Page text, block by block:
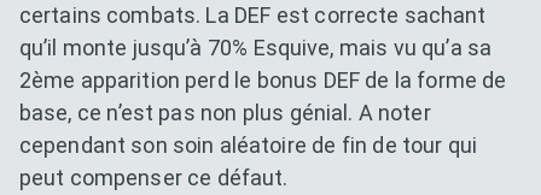
certains combats. La DEF est correcte sachant
qu’il monte jusqu’à 70% Esquive, mais vu qu’a sa
2ème apparition perd le bonus DEF de la forme de
base, ce n’est pas non plus génial. A noter
cependant son soin aléatoire de fin de tour qui
peut compenser ce défaut.